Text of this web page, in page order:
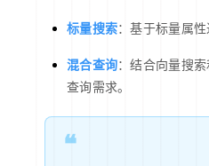
标量搜索：基于标量属性
混合查询：结合向量搜
查询需求。
❝